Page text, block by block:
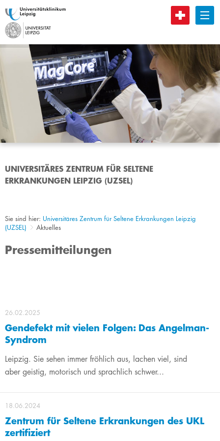
B
UNIVERSITÄRES ZENTRUM FÜR SELTENE
ERKRANKUNGEN LEIPZIG (UZSEL)
Sie sind hier: Universitäres Zentrum für Seltene Erkrankungen Leipzig
(UZSEL)
Aktuelles
Pressemitteilungen
26.02.2025
Gendefekt mit vielen Folgen: Das Angelman-
Syndrom
Leipzig. Sie sehen immer fröhlich aus, lachen viel, sind
aber geistig, motorisch und sprachlich schwer...
18.06.2024
Zentrum für Seltene Erkrankungen des UKL
zertifiziert